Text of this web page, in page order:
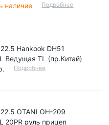
наличие
Подробнее
Hankook DH51
Ведущая TL (пр.Китай)
Подробнее
OTANI OH-209
20PR руль прицеп